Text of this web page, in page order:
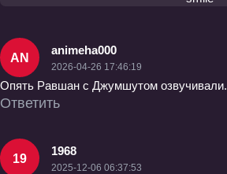
AN
animeha000
2026-04-26 17:46:19
Опять Равшан с Джумшутом озвучивали.
Ответить
19
1968
2025-12-06 06:37:53